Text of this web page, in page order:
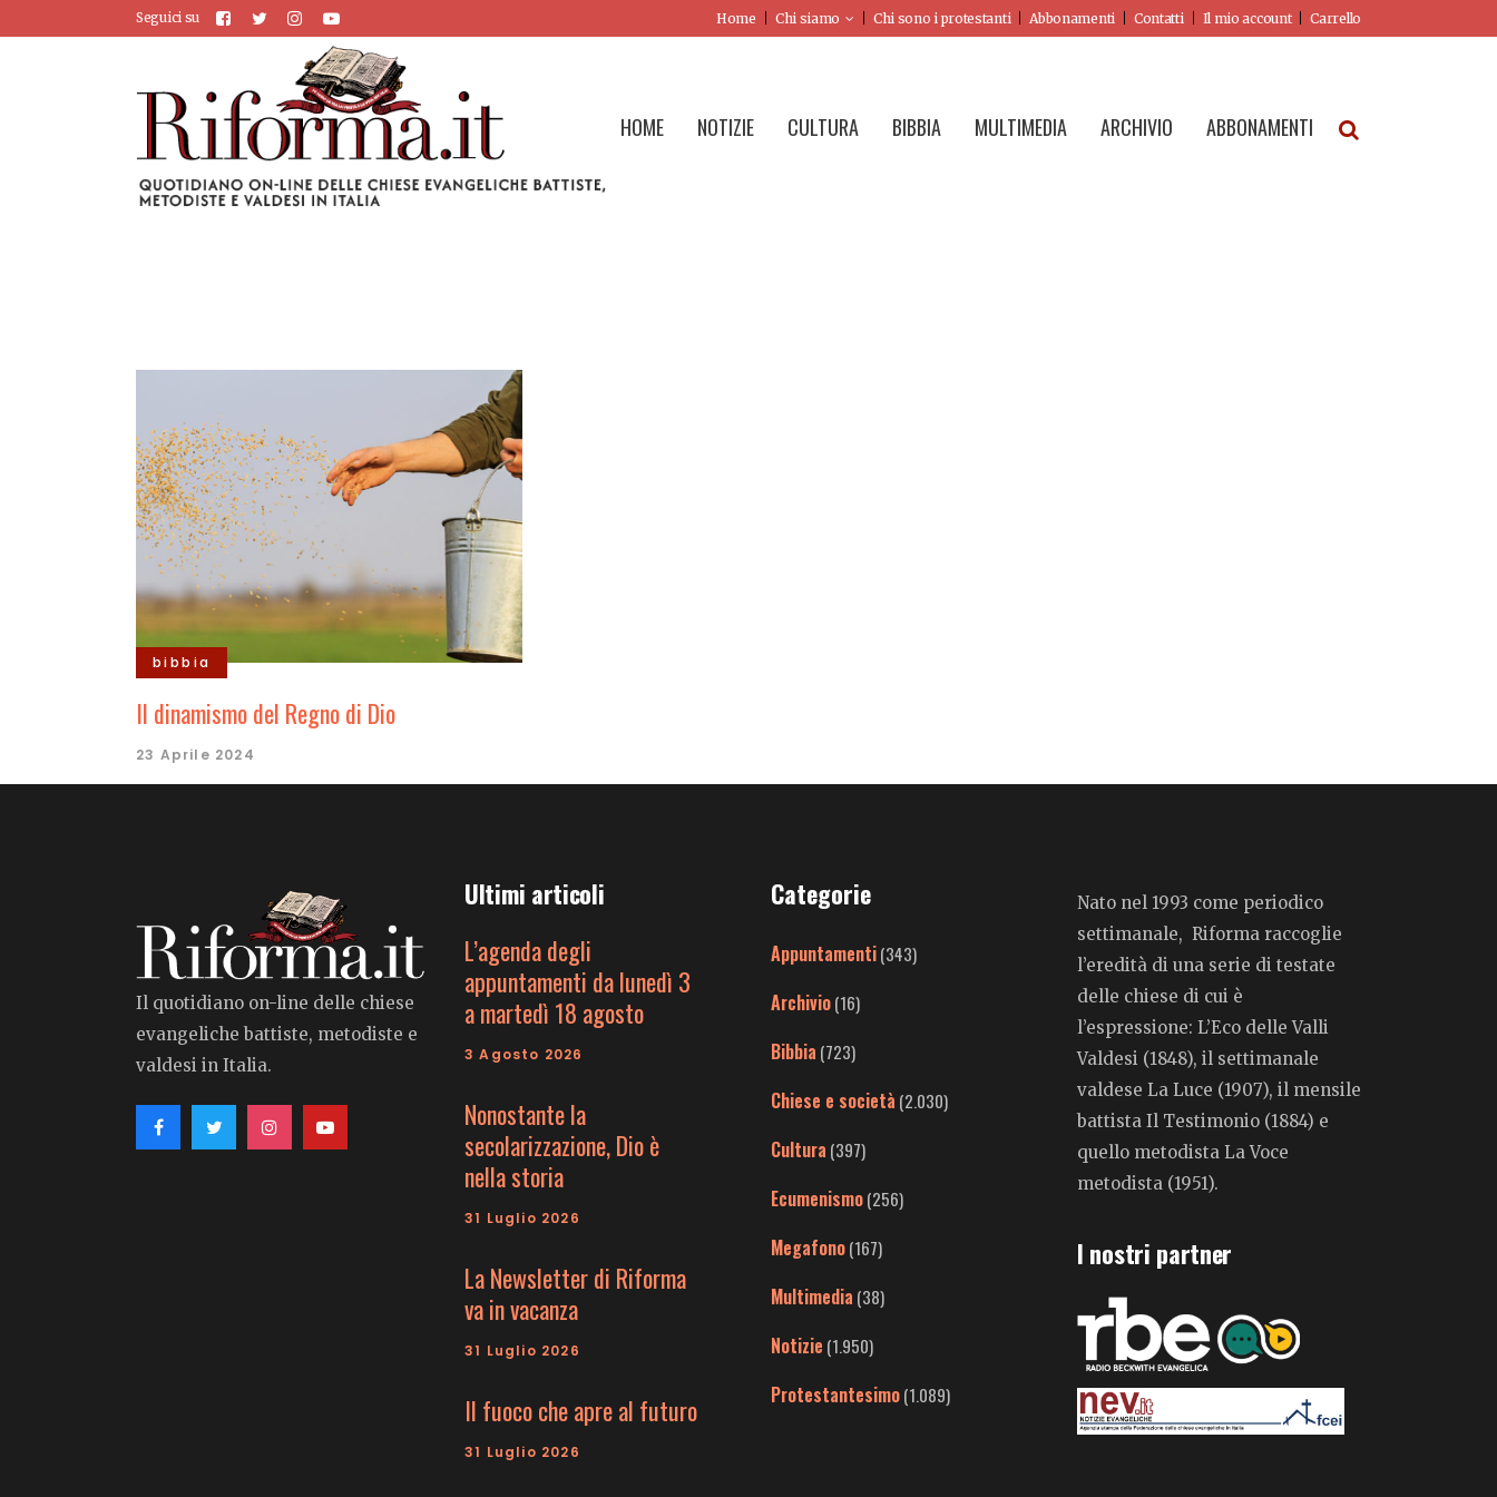
Seguici su Home Chi siamo Chi sono i protestanti Abbonamenti Contatti Il mio account Carrello
HOME NOTIZIE CULTURA BIBBIA MULTIMEDIA ARCHIVIO ABBONAMENTI
bibbia
Il dinamismo del Regno di Dio
23 Aprile 2024
Il quotidiano on-line delle chiese
evangeliche battiste, metodiste e
valdesi in Italia.
Ultimi articoli
L’agenda degli
appuntamenti da lunedì 3
a martedì 18 agosto
3 Agosto 2026
Nonostante la
secolarizzazione, Dio è
nella storia
31 Luglio 2026
La Newsletter di Riforma
va in vacanza
31 Luglio 2026
Il fuoco che apre al futuro
31 Luglio 2026
Categorie
Appuntamenti(343)
Archivio(16)
Bibbia (723)
Chiese e società (2.030)
Cultura (397)
Ecumenismo(256)
Megafono(167)
Multimedia (38)
Notizie (1.950)
Protestantesimo(1.089)
Nato nel 1993 come periodico
settimanale, Riforma raccoglie
l’eredità di una serie di testate
delle chiese di cui è
l’espressione: L’Eco delle Valli
Valdesi (1848), il settimanale
valdese La Luce (1907), il mensile
battista Il Testimonio (1884) e
quello metodista La Voce
metodista (1951).
I nostri partner